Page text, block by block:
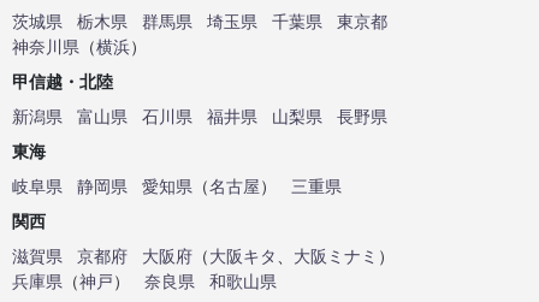
茨城県
栃木県 群馬県 埼玉県 千葉県
東京都
神奈川県 （横浜）
甲信越・北陸
新潟県
富山県 石川県 福井県 山梨県
長野県
東海
岐阜県
静岡県 愛知県 （名古屋）
三重県
関西
滋賀県
京都府 大阪府 （大阪キタ 大阪ミナミ ）
兵庫県 （神戸） 奈良県
和歌山県